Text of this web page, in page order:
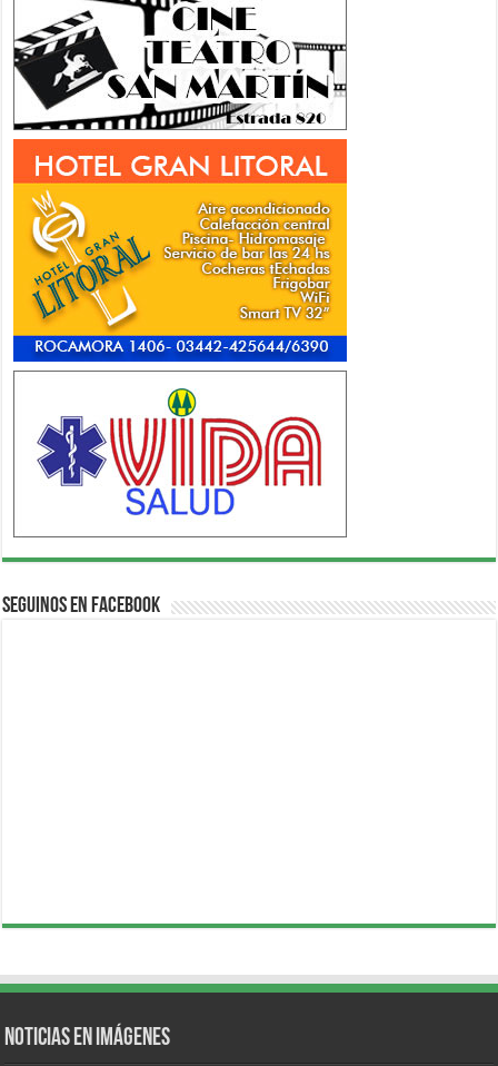
Seguinos en Facebook
Noticias en Imágenes